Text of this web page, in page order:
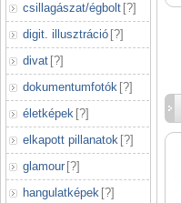
csillagászat/égbolt [?]
digit. illusztráció [?]
divat [?]
dokumentumfotók [?]
életképek [?]
elkapott pillanatok [?]
glamour [?]
hangulatképek [?]